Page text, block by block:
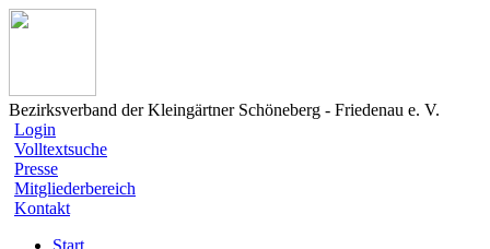
Bezirksverband der Kleingärtner Schöneberg - Friedenau e. V.
Login
Volltextsuche
Presse
Mitgliederbereich
Kontakt
Start